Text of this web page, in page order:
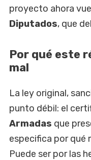
proyecto ahora
Diputados, que
Por qué este
mal
La ley original,
punto débil: el
Armadas que
especifica por qué
Puede ser por las